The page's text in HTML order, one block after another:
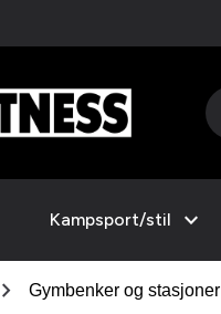
Kampsport/stil expand_more
chevron_right Gymbenker og stasjoner